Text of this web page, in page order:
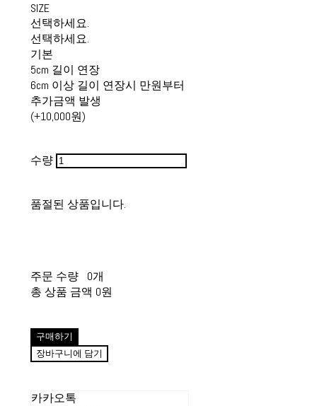
SIZE
선택하세요.
선택하세요.
기본
5cm 길이 연장
6cm 이상 길이 연장시 만원부터
추가금액 발생
(+10,000원)
수량
품절된 상품입니다.
주문 수량
0개
총 상품 금액 0원
구매하기
장바구니에 담기
카카오톡